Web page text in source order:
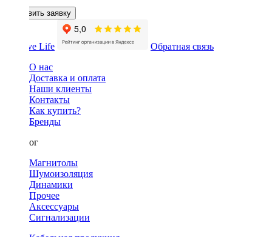
Оставить заявку
Обратная связь
О нас
Доставка и оплата
Наши клиенты
Контакты
Как купить?
Бренды
Каталог
Магнитолы
Шумоизоляция
Динамики
Прочее
Аксессуары
Сигнализации